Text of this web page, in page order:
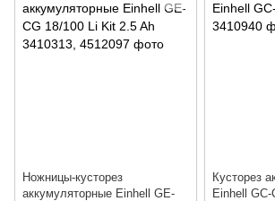
Ножницы-кусторез
аккумуляторные Einhell GE-
Кусторез
Einhell